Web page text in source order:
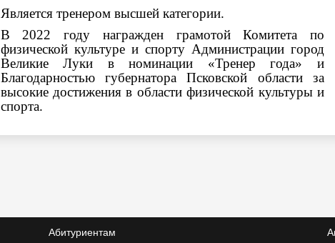
Является тренером высшей категории.
В 2022 году награжден грамотой Комитета по
физической культуре и спорту Администрации город
Великие Луки в номинации «Тренер года» и
Благодарностью губернатора Псковской области за
высокие достижения в области физической культуры и
спорта.
Абитуриентам